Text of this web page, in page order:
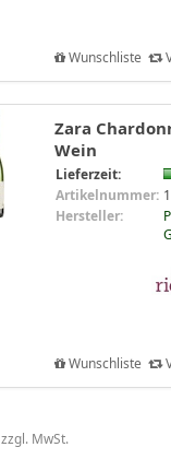
Wunschliste
Zara
Wein
Lieferzeit:
Artikelnummer:
Hersteller:
Wunschliste
MwSt.